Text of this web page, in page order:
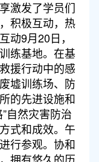
激发了学员们
积极互动，热
动9月20日，
练基地。在基
援行动中的感
墟训练场、防
的先进设施和
自然灾害防治
式和成效。午
行参观。协和
拥有悠久的历